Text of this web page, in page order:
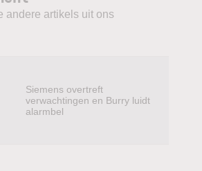
andere artikels uit ons
Siemens overtreft
verwachtingen en Burry luidt
alarmbel